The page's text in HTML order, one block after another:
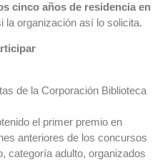
cinco años de residencia en
la organización así lo solicita.
de la Corporación Biblioteca
el primer premio en
anteriores de los concursos
categoría adulto, organizados